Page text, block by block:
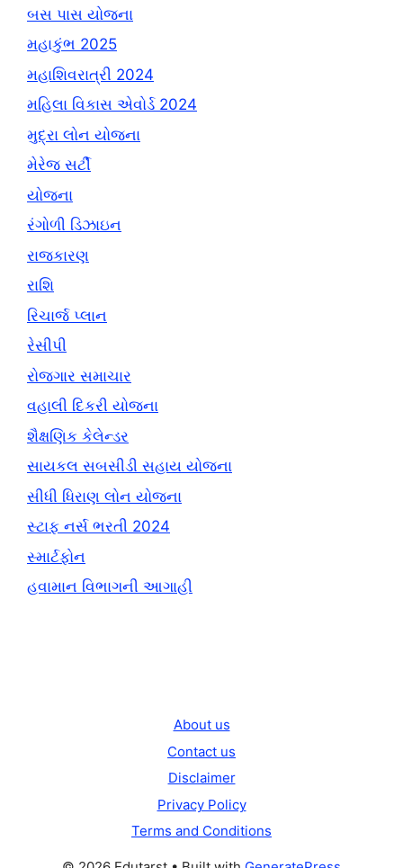
બસ પાસ યોજના
મહાકુંભ 2025
મહાશિવરાત્રી 2024
મહિલા વિકાસ એવોર્ડ 2024
મુદ્રા લોન યોજના
મેરેજ સર્ટી
યોજના
રંગોળી ડિઝાઇન
રાજકારણ
રાશિ
રિચાર્જ પ્લાન
રેસીપી
રોજગાર સમાચાર
વહાલી દિકરી યોજના
શૈક્ષણિક કેલેન્ડર
સાયકલ સબસીડી સહાય યોજના
સીધી ધિરાણ લોન યોજના
સ્ટાફ નર્સ ભરતી 2024
સ્માર્ટફોન
હવામાન વિભાગની આગાહી
About us
Contact us
Disclaimer
Privacy Policy
Terms and Conditions